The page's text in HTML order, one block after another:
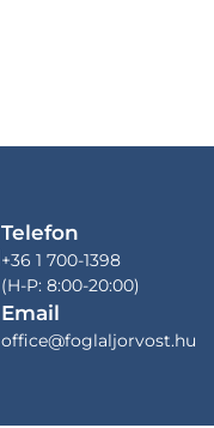
Telefon
+36 1 700-1398
(H-P: 8:00-20:00)
Email
office@foglaljorvost.hu